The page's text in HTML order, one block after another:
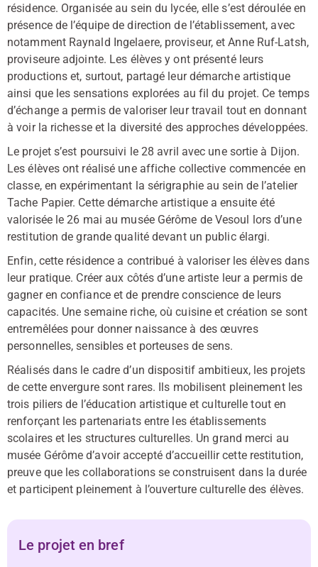
résidence. Organisée au sein du lycée, elle s’est déroulée en
présence de l’équipe de direction de l’établissement, avec
notamment Raynald Ingelaere, proviseur, et Anne Ruf-Latsh,
proviseure adjointe. Les élèves y ont présenté leurs
productions et, surtout, partagé leur démarche artistique
ainsi que les sensations explorées au fil du projet. Ce temps
d’échange a permis de valoriser leur travail tout en donnant
à voir la richesse et la diversité des approches développées.
Le projet s’est poursuivi le 28 avril avec une sortie à Dijon.
Les élèves ont réalisé une affiche collective commencée en
classe, en expérimentant la sérigraphie au sein de l’atelier
Tache Papier. Cette démarche artistique a ensuite été
valorisée le 26 mai au musée Gérôme de Vesoul lors d’une
restitution de grande qualité devant un public élargi.
Enfin, cette résidence a contribué à valoriser les élèves dans
leur pratique. Créer aux côtés d’une artiste leur a permis de
gagner en confiance et de prendre conscience de leurs
capacités. Une semaine riche, où cuisine et création se sont
entremêlées pour donner naissance à des œuvres
personnelles, sensibles et porteuses de sens.
Réalisés dans le cadre d’un dispositif ambitieux, les projets
de cette envergure sont rares. Ils mobilisent pleinement les
trois piliers de l’éducation artistique et culturelle tout en
renforçant les partenariats entre les établissements
scolaires et les structures culturelles. Un grand merci au
musée Gérôme d’avoir accepté d’accueillir cette restitution,
preuve que les collaborations se construisent dans la durée
et participent pleinement à l’ouverture culturelle des élèves.
Le projet en bref